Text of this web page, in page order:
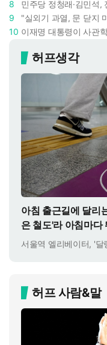
8
9
10
허프생각
아침 출근길에 달리
은 철도'라 아침마다
서울역 엘리베이터, '달
허프 사람&말